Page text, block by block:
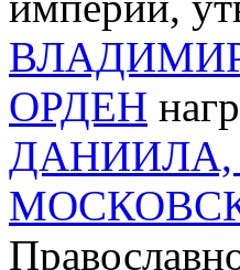
ОРДЕН
ДАНИИЛА,